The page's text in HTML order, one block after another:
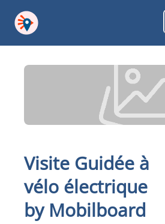
Visite Guidée à
vélo électrique
by Mobilboard